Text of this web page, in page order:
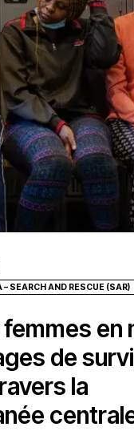
SEARCH AND RESCUE (SAR)
en
de
la